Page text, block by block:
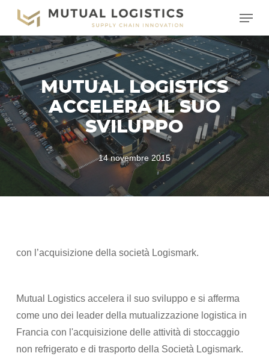
contenuto
principale
Menu
MUTUAL LOGISTICS
ACCELERA IL SUO
SVILUPPO
14 novembre 2015
con l’acquisizione della società Logismark.
Mutual Logistics accelera il suo sviluppo e si afferma
come uno dei leader della mutualizzazione logistica in
Francia con l'acquisizione delle attività di stoccaggio
non refrigerato e di trasporto della Società Logismark.